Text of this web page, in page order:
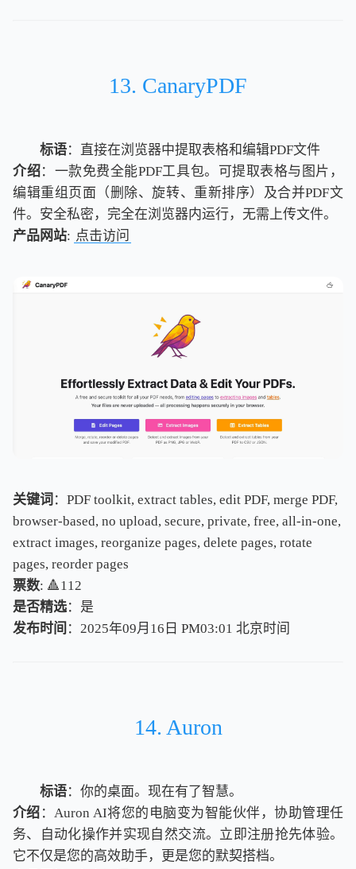
13. CanaryPDF
标语：直接在浏览器中提取表格和编辑PDF文件
介绍：一款免费全能PDF工具包。可提取表格与图片，
编辑重组页面（删除、旋转、重新排序）及合并PDF文
件。安全私密，完全在浏览器内运行，无需上传文件。
产品网站: 点击访问
关键词 ：PDF toolkit, extract tables, edit PDF, merge PDF,
browser-based, no upload, secure, private, free, all-in-one,
extract images, reorganize pages, delete pages, rotate
pages, reorder pages
票数: 🔺112
是否精选：是
发布时间 ：2025年09月16日 PM03:01 北京时间
北京时间
14. Auron
标语：你的桌面。现在有了智慧。
介绍 ：Auron AI将您的电脑变为智能伙伴，协助管理任
务、自动化操作并实现自然交流。立即注册抢先体验。
它不仅是您的高效助手，更是您的默契搭档。